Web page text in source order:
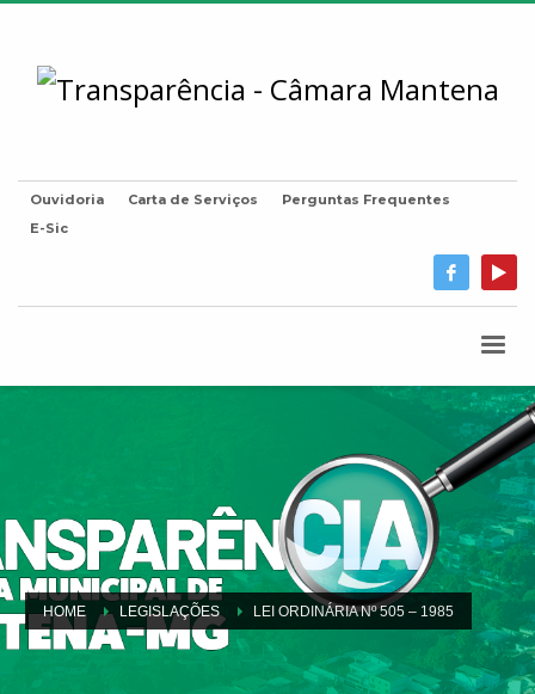
Ouvidoria Carta de Serviços
Perguntas Frequentes
E-Sic
HOME LEGISLAÇÕES LEI ORDINÁRIA Nº 505 – 1985